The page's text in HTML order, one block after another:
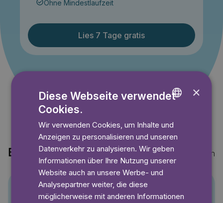
Ohne Mindestlaufzeit
Lies 7 Tage gratis
Entdecke auch Mehr anzeigen
GERMAN
×
Diese Webseite verwendet
Cookies.
Wir verwenden Cookies, um Inhalte und
Anzeigen zu personalisieren und unseren
Datenverkehr zu analysieren. Wir geben
Informationen über Ihre Nutzung unserer
Website auch an unsere Werbe- und
Analysepartner weiter, die diese
möglicherweise mit anderen Informationen